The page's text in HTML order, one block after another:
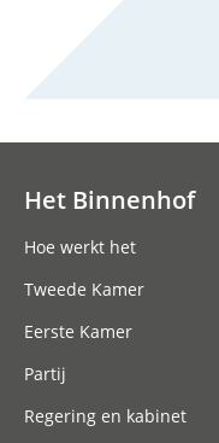
Het Binnenhof
Hoe werkt het
Tweede Kamer
Eerste Kamer
Partij
Regering en kabinet